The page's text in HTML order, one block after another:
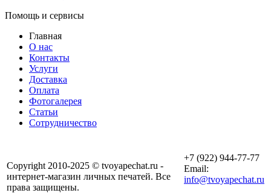
Помощь и сервисы
Главная
О нас
Контакты
Услуги
Доставка
Оплата
Фотогалерея
Статьи
Сотрудничество
Copyright 2010-2025 © tvoyapechat.ru -
интернет-магазин личных печатей. Все
права защищены.
+7 (922) 944-77-77
Email:
info@tvoyapechat.ru